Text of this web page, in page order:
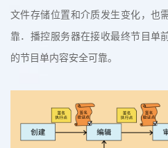
文件存储位置和介质发生变化，也
靠．播控服务器在接收最终节目单
的节目单内容安全可靠。